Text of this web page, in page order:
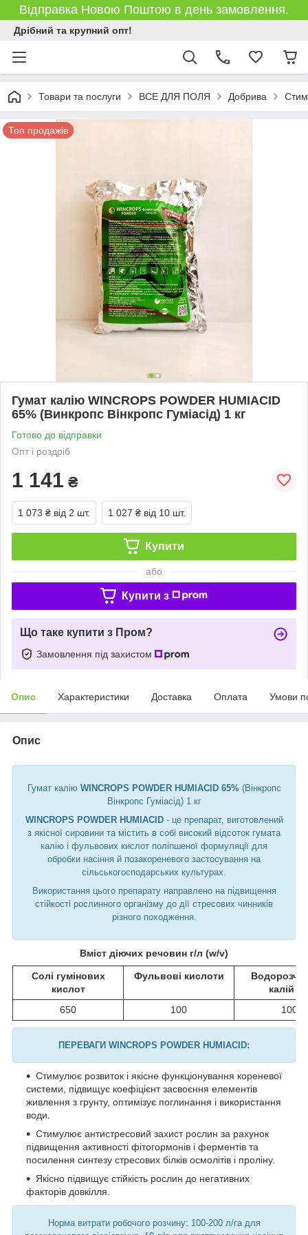
Відправка Новою Поштою в день замовлення.
Дрібний та крупний опт!
Товари та послуги ВСЕ ДЛЯ ПОЛЯ Добрива
Топ продажів
Гумат калію WINCROPS POWDER HUMIACID
65% (Винкропс Вінкропс Гуміасід) 1 кг
Готово до відправки
Опт і роздріб
1 141 ₴
1 073 ₴ від 2 шт. 1 027 ₴ від 10 шт.
Купити
або
Купити з
Що таке купити з Пром?
Замовлення під захистом
Опис Характеристики Доставка Оплата Умови
Опис
Гумат калію WINCROPS POWDER HUMIACID 65%(Вінкропс
Вінкропс Гуміасід) 1 кг
WINCROPS POWDER HUMIACID- це препарат, виготовлений
з якісної сировини та містить в собі високий відсоток гумата
калію і фульвових кислот поліпшеної формуляції для
обробки насіння й позакореневого застосування на
сільськогосподарських культурах.
Використання цього препарату направлено на підвищення
стійкості рослинного організму до дії стресових чинників
різного походження.
Вміст діючих речовин г/л (w/v)
Солі гумінових
кислот
Фульвові кислоти
калій
650
100 100
ПЕРЕВАГИ WINCROPS POWDER HUMIACID:
Стимулює розвиток і якісне функціонування кореневої
системи, підвищує коефіцієнт засвоєння елементів
живлення з грунту, оптимізує поглинання і використання
води.
Стимулює антистресовий захист рослин за рахунок
підвищення активності фітогормонів і ферментів та
посилення синтезу стресових білків осмолітів і проліну.
Якісно підвищує стійкість рослин до негативних
факторів довкілля.
Норма витрати робочого розчину: 100-200 л/га для